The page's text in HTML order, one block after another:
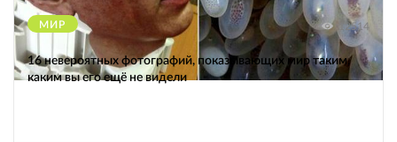
МИР 12514
16 невероятных фотографий, показывающих мир таким,
каким вы его ещё не видели